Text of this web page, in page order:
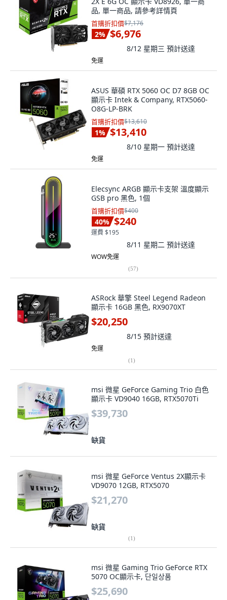
品, 單一商品, 請參考詳情頁
首購折扣價$7,176
2% $6,976
8/12 星期三 預計送達
免運
ASUS 華碩 RTX 5060 OC D7 8GB OC
顯示卡 Intek & Company, RTX5060-
O8G-LP-BRK
首購折扣價$13,610
1% $13,410
8/10 星期一 預計送達
免運
Elecsync ARGB 顯示卡支架 溫度顯示
GSB pro 黑色, 1個
首購折扣價$400
40% $240
運費 $195
8/11 星期二 預計送達
WOW免運
(57)
ASRock 華擎 Steel Legend Radeon
顯示卡 16GB 黑色, RX9070XT
$20,250
8/15 預計送達
免運
(1)
msi 微星 GeForce Gaming Trio 白色
顯示卡 VD9040 16GB, RTX5070Ti
$39,730
缺貨
msi 微星 GeForce Ventus 2X顯示卡
VD9070 12GB, RTX5070
$21,270
缺貨
(1)
msi 微星 Gaming Trio GeForce RTX
5070 OC顯示卡, 단일상품
$25,690